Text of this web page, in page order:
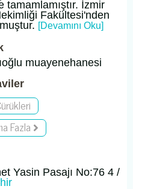
İzmir
Fakültesi'nden
[Devamını Oku]
muayenehanesi
Fazla
Yasin Pasajı No:76 4 /